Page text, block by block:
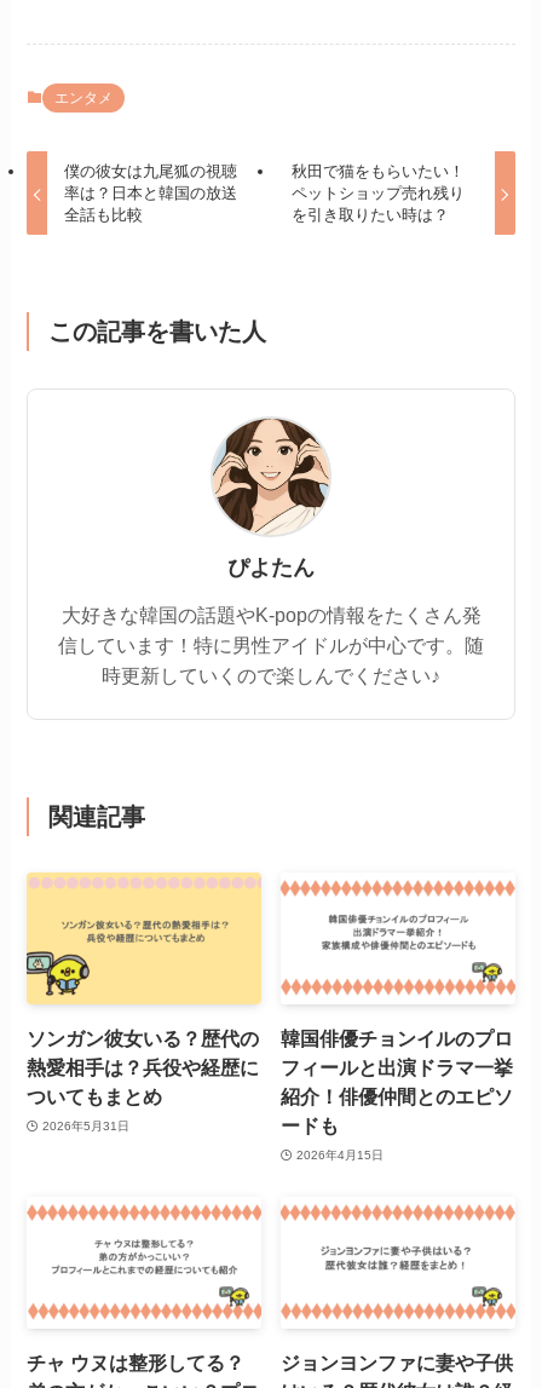
エンタメ
僕の彼女は九尾狐の視聴
率は？日本と韓国の放送
全話も比較
秋田で猫をもらいたい！
ペットショップ売れ残り
を引き取りたい時は？
この記事を書いた人
ぴよたん
大好きな韓国の話題やK-popの情報をたくさん発
信しています！特に男性アイドルが中心です。随
時更新していくので楽しんでください♪
関連記事
ソンガン彼女いる？歴代の
熱愛相手は？兵役や経歴に
ついてもまとめ
2026年5月31日
韓国俳優チョンイルのプロ
フィールと出演ドラマ一挙
紹介！俳優仲間とのエピソ
ードも
2026年4月15日
チャ ウヌは整形してる？
ジョンヨンファに妻や子供